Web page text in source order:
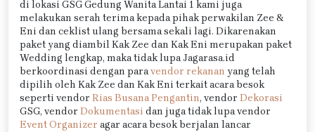
di lokasi GSG Gedung Wanita Lantai 1 kami juga
melakukan serah terima kepada pihak perwakilan Zee &
Eni dan ceklist ulang bersama sekali lagi. Dikarenakan
paket yang diambil Kak Zee dan Kak Eni merupakan paket
Wedding lengkap, maka tidak lupa Jagarasa.id
berkoordinasi dengan paravendor rekanan yang telah
dipilih oleh Kak Zee dan Kak Eni terkait acara besok
seperti vendor Rias Busana Pengantin, vendor Dekorasi
GSG, vendor Dokumentasi dan juga tidak lupa vendor
Event Organizer agar acara besok berjalan lancar